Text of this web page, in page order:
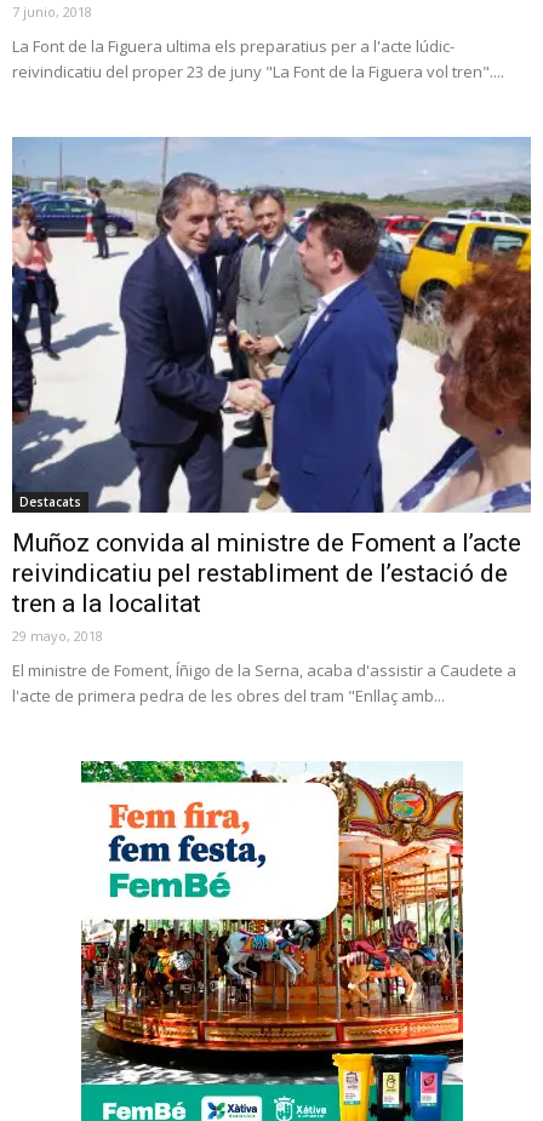
7 junio, 2018
La Font de la Figuera ultima els preparatius per a l'acte lúdic-
reivindicatiu del proper 23 de juny "La Font de la Figuera vol tren"....
Destacats
Muñoz convida al ministre de Foment a l’acte
reivindicatiu pel restabliment de l’estació de
tren a la localitat
29 mayo, 2018
El ministre de Foment, Íñigo de la Serna, acaba d'assistir a Caudete a
l'acte de primera pedra de les obres del tram "Enllaç amb...